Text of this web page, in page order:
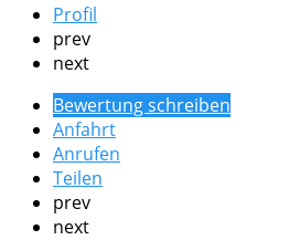
Profil
prev
next
Bewertung schreiben
Anfahrt
Anrufen
Teilen
prev
next